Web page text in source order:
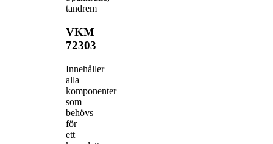
tandrem
VKM
72303
Innehåller
alla
komponenter
som
behövs
för
ett